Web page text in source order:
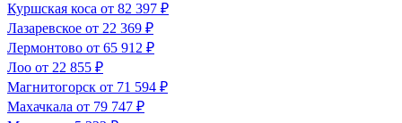
Куршская коса от 82 397 ₽
Лазаревское от 22 369 ₽
Лермонтово от 65 912 ₽
Лоо от 22 855 ₽
Магнитогорск от 71 594 ₽
Махачкала от 79 747 ₽